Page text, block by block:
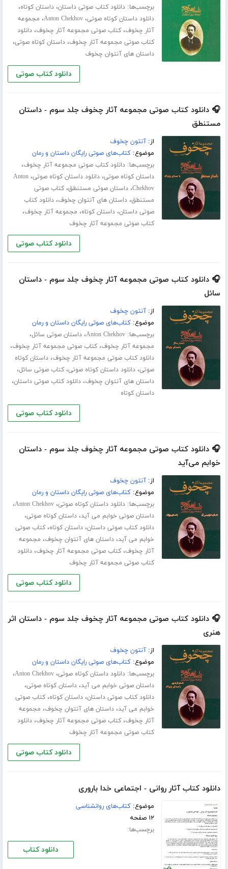
برچسب‌ها:دانلود کتاب صوتی داستان،داستان کوتاه،
دانلود داستان کوتاه صوتی،Anton Chekhov، مجموعه
آثار چخوف،کتاب صوتی مجموعه آثار چخوف،دانلود
کتاب صوتی مجموعه آثار چخوف،داستان کوتاه صوتی،
داستان های آنتوان چخوف
دانلود کتاب صوتی
🎧 دانلود کتاب صوتی مجموعه آثار چخوف جلد سوم - داستان
مستنطق
از:آنتون چخوف
موضوع:کتاب‌های صوتی رایگان داستان و رمان
برچسب‌ها:دانلود کتاب صوتی مجموعه آثار چخوف،
داستان کوتاه صوتی،دانلود داستان کوتاه صوتی،Anton
Chekhov،داستان صوتی مستنطق،کتاب صوتی
مستنطق،داستان های آنتوان چخوف،دانلود کتاب
صوتی داستان،داستان کوتاه، مجموعه آثار چخوف،
کتاب صوتی مجموعه آثار چخوف
دانلود کتاب صوتی
🎧 دانلود کتاب صوتی مجموعه آثار چخوف جلد سوم - داستان
سائل
از:آنتون چخوف
موضوع:کتاب‌های صوتی رایگان داستان و رمان
برچسب‌ها:Anton Chekhov،داستان صوتی سائل،
مجموعه آثار چخوف،کتاب صوتی مجموعه آثار چخوف،
دانلود کتاب صوتی مجموعه آثار چخوف،داستان کوتاه
صوتی،دانلود داستان کوتاه صوتی،کتاب صوتی سائل،
داستان های آنتوان چخوف،دانلود کتاب صوتی داستان،
داستان کوتاه
دانلود کتاب صوتی
🎧 دانلود کتاب صوتی مجموعه آثار چخوف جلد سوم - داستان
خوابم می‌آید
از:آنتون چخوف
موضوع:کتاب‌های صوتی رایگان داستان و رمان
برچسب‌ها:دانلود داستان کوتاه صوتی،Anton Chekhov،
داستان صوتی خوابم می آید،داستان کوتاه صوتی،
دانلود کتاب صوتی داستان،داستان کوتاه،کتاب صوتی
خوابم می آید،داستان های آنتوان چخوف، مجموعه
آثار چخوف،کتاب صوتی مجموعه آثار چخوف،دانلود
کتاب صوتی مجموعه آثار چخوف
دانلود کتاب صوتی
🎧 دانلود کتاب صوتی مجموعه آثار چخوف جلد سوم - داستان اثر
هنری
از:آنتون چخوف
موضوع:کتاب‌های صوتی رایگان داستان و رمان
برچسب‌ها:دانلود داستان کوتاه صوتی،Anton Chekhov،
داستان صوتی خوابم می آید،داستان کوتاه صوتی،
دانلود کتاب صوتی داستان،داستان کوتاه،کتاب صوتی
خوابم می آید،داستان های آنتوان چخوف، مجموعه
آثار چخوف،کتاب صوتی مجموعه آثار چخوف،دانلود
کتاب صوتی مجموعه آثار چخوف
دانلود کتاب صوتی
دانلود کتاب آثار روانی - اجتماعی خدا باروری
موضوع:کتاب‌های روانشناسی
۱۲ صفحه
برچسب‌ها:
دانلود کتاب